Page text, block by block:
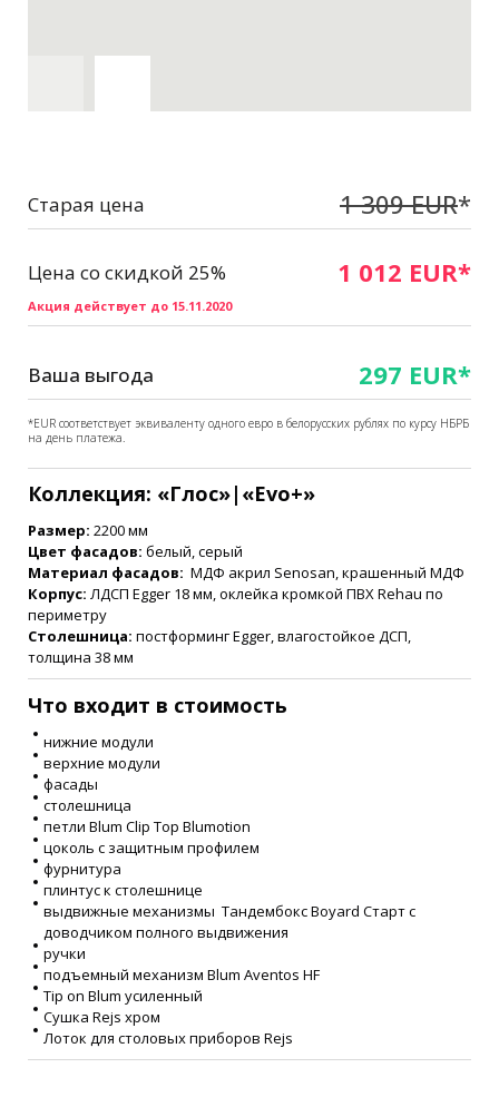
Старая цена 1 309 EUR*
Цена со скидкой 25% 1 012 EUR*
Акция действует до 15.11.2020
Ваша выгода 297 EUR*
*EUR соответствует эквиваленту одного евро в белорусских рублях по курсу НБРБ
на день платежа.
Коллекция: «Глос»| «Evo+»
Размер: 2200 мм
Цвет фасадов: белый, серый
Материал фасадов: МДФ акрил Senosan, крашенный МДФ
Корпус: ЛДСП Egger 18 мм, оклейка кромкой ПВХ Rehau по
периметру
Столешница: постформинг Egger, влагостойкое ДСП,
толщина 38 мм
Что входит в стоимость
нижние модули
верхние модули
фасады
столешница
петли Blum Clip Top Blumotion
цоколь с защитным профилем
фурнитура
плинтус к столешнице
выдвижные механизмы Тандембокс Boyard Старт с
доводчиком полного выдвижения
ручки
подъемный механизм Blum Aventos HF
Tip on Blum усиленный
Сушка Rejs хром
Лоток для столовых приборов Rejs